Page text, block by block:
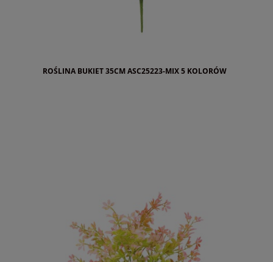
ROŚLINA BUKIET 35CM ASC25223-MIX 5 KOLORÓW